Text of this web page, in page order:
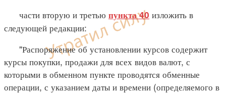
части вторую и третью пункта 40 изложить в
следующей редакции:
"Распоряжение об установлении курсов содержит
курсы покупки, продажи для всех видов валют, с
которыми в обменном пункте проводятся обменные
операции, с указанием даты и времени (определяемого в